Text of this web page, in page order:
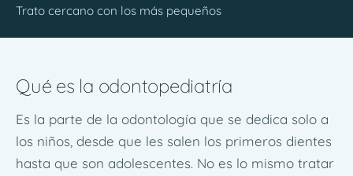
Trato cercano con los más pequeños
Qué es la odontopediatría
Es la parte de la odontología que se dedica solo a
los niños, desde que les salen los primeros dientes
hasta que son adolescentes. No es lo mismo tratar